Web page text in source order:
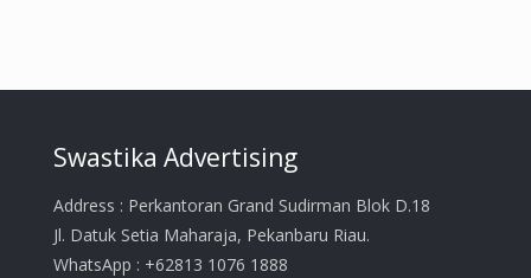
Swastika Advertising
Address : Perkantoran Grand Sudirman Blok D.18
Jl. Datuk Setia Maharaja, Pekanbaru Riau.
WhatsApp : +62813 1076 1888